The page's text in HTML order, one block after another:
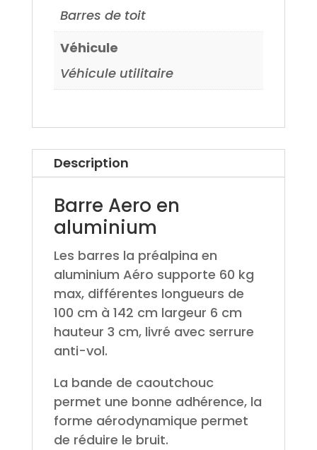
Barres de toit
Véhicule
Véhicule utilitaire
Description
Barre Aero en
aluminium
Les barres la préalpina en
aluminium Aéro supporte 60 kg
max, différentes longueurs de
100 cm à 142 cm largeur 6 cm
hauteur 3 cm, livré avec serrure
anti-vol.
La bande de caoutchouc
permet une bonne adhérence, la
forme aérodynamique permet
de réduire le bruit.